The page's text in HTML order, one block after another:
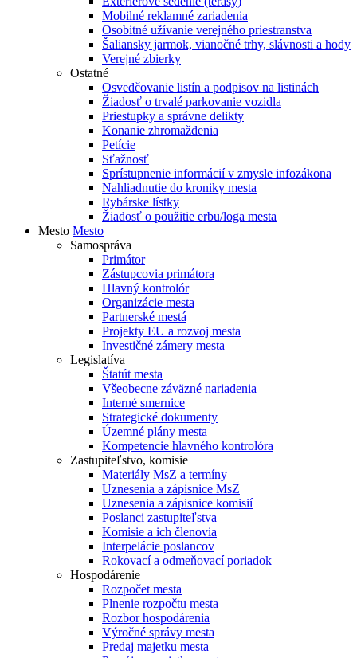
Mobilné reklamné zariadenia
Osobitné užívanie verejného priestranstva
Šaliansky jarmok, vianočné trhy, slávnosti a hody
Verejné zbierky
Ostatné
Osvedčovanie listín a podpisov na listinách
Žiadosť o trvalé parkovanie vozidla
Priestupky a správne delikty
Konanie zhromaždenia
Petície
Sťažnosť
Sprístupnenie informácií v zmysle infozákona
Nahliadnutie do kroniky mesta
Rybárske lístky
Žiadosť o použitie erbu/loga mesta
Mesto Mesto
Samospráva
Primátor
Zástupcovia primátora
Hlavný kontrolór
Organizácie mesta
Partnerské mestá
Projekty EU a rozvoj mesta
Investičné zámery mesta
Legislatíva
Štatút mesta
Všeobecne záväzné nariadenia
Interné smernice
Strategické dokumenty
Územné plány mesta
Kompetencie hlavného kontrolóra
Zastupiteľstvo, komisie
Materiály MsZ a termíny
Uznesenia a zápisnice MsZ
Uznesenia a zápisnice komisií
Poslanci zastupiteľstva
Komisie a ich členovia
Interpelácie poslancov
Rokovací a odmeňovací poriadok
Hospodárenie
Rozpočet mesta
Plnenie rozpočtu mesta
Rozbor hospodárenia
Výročné správy mesta
Predaj majetku mesta